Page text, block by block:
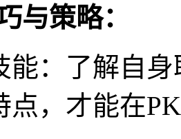
与策略：
能：了解自
点，才能在